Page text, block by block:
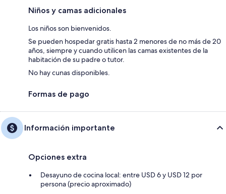
Niños y camas adicionales
Los niños son bienvenidos.
Se pueden hospedar gratis hasta 2 menores de no más de 20
años, siempre y cuando utilicen las camas existentes de la
habitación de su padre o tutor.
No hay cunas disponibles.
Formas de pago
Información importante
Opciones extra
Desayuno de cocina local: entre USD 6 y USD 12 por
persona (precio aproximado)